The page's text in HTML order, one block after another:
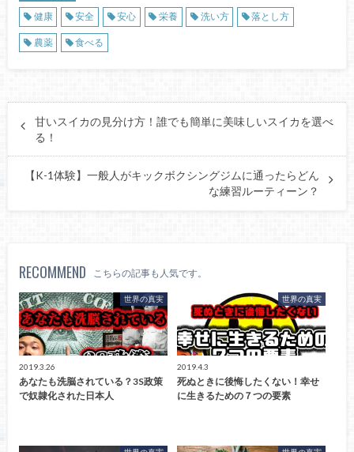
健康
安全 安心 栄養 洗い方 落とし方
農薬 食べる
甘いスイカの見分け方！誰でも簡単に美味しいスイカを選べ
る！
【K-1体験】一般人がキックボクシングジムに通ったらどん
な練習ルーティーン？
RECOMMEND こちらの記事も人気です。
世界の真実
2019.3.26
あなたも洗脳されている？3S政策
で奴隷化された日本人
世界の真実
2019.4.3
死ぬときに後悔したくない！幸せ
に生きるための７つの要素